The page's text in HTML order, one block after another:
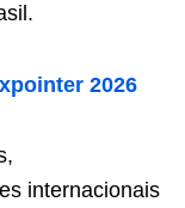
2026
internacionais